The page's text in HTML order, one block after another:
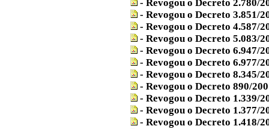
- Revogou o Decreto 2.780/
- Revogou o Decreto 3.851/
- Revogou o Decreto 4.587/
- Revogou o Decreto 5.083/
- Revogou o Decreto 6.947/
- Revogou o Decreto 6.977/
- Revogou o Decreto 8.345/
- Revogou o Decreto 890/
- Revogou o Decreto 1.339/
- Revogou o Decreto 1.377/
- Revogou o Decreto 1.418/